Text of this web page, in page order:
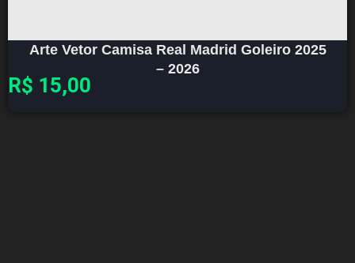
Arte Vetor Camisa Real Madrid Goleiro 2025
– 2026
R$ 15,00